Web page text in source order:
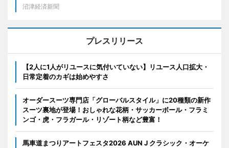
沼津経済新聞
プレスリリース
【2人に1人がリユースに気付いていない】リユース人口拡大・
日常定着のカギは始めやすさ
オーダースーツ専門店「グローバルスタイル」に20種類の新作
スーツ裏地が登場！おしゃれな花柄・サッカーボール・フラミ
ンゴ・虎・フラガール・リゾート柄など豊富！
馬車道まつりアートフェスタ2026 AUN J クラシック・オーケ